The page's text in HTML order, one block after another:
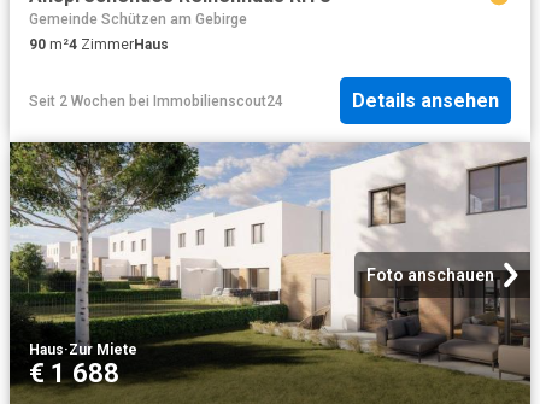
Gemeinde Schützen am Gebirge
90 m²4 ZimmerHaus
Seit 2 Wochen bei Immobilienscout24 Details ansehen
Foto anschauen
Haus·Zur Miete
€ 1 688